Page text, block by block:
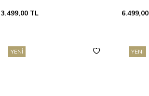
3.499,00 TL 6.499,00
YENI YENI